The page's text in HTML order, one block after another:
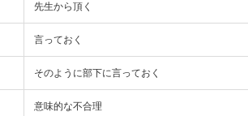
先生から頂く
言っておく
そのように部下に言っておく
意味的な不合理